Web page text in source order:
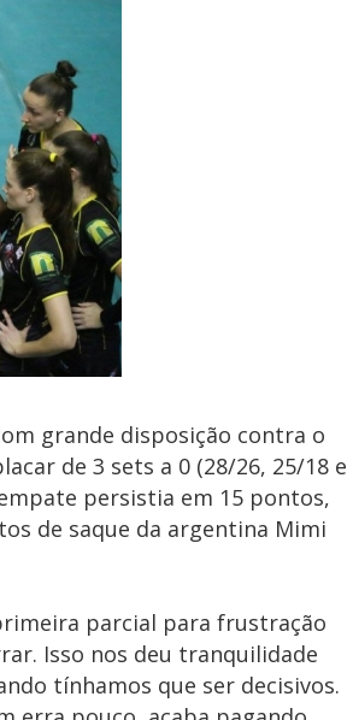
grande disposição contra o
de 3 sets a 0 (28/26, 25/18 e
persistia em 15 pontos,
de saque da argentina Mimi
parcial para frustração
Isso nos deu tranquilidade
tínhamos que ser decisivos.